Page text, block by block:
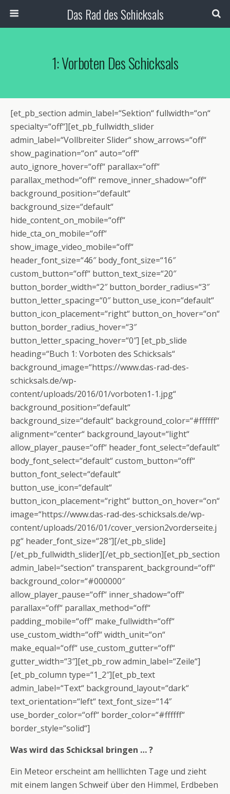
Das Rad des Schicksals
1: Vorboten Des Schicksals
[et_pb_section admin_label=“Sektion“ fullwidth=“on“
specialty=“off“][et_pb_fullwidth_slider
admin_label=“Vollbreiter Slider“ show_arrows=“off“
show_pagination=“on“ auto=“off“
auto_ignore_hover=“off“ parallax=“off“
parallax_method=“off“ remove_inner_shadow=“off“
background_position=“default“
background_size=“default“
hide_content_on_mobile=“off“
hide_cta_on_mobile=“off“
show_image_video_mobile=“off“
header_font_size=“46″ body_font_size=“16″
custom_button=“off“ button_text_size=“20″
button_border_width=“2″ button_border_radius=“3″
button_letter_spacing=“0″ button_use_icon=“default“
button_icon_placement=“right“ button_on_hover=“on“
button_border_radius_hover=“3″
button_letter_spacing_hover=“0″] [et_pb_slide
heading=“Buch 1: Vorboten des Schicksals“
background_image=“https://www.das-rad-des-
schicksals.de/wp-
content/uploads/2016/01/vorboten1-1.jpg“
background_position=“default“
background_size=“default“ background_color=“#ffffff“
alignment=“center“ background_layout=“light“
allow_player_pause=“off“ header_font_select=“default“
body_font_select=“default“ custom_button=“off“
button_font_select=“default“
button_use_icon=“default“
button_icon_placement=“right“ button_on_hover=“on“
image=“https://www.das-rad-des-schicksals.de/wp-
content/uploads/2016/01/cover_version2vorderseite.j
pg“ header_font_size=“28″][/et_pb_slide]
[/et_pb_fullwidth_slider][/et_pb_section][et_pb_section
admin_label=“section“ transparent_background=“off“
background_color=“#000000″
allow_player_pause=“off“ inner_shadow=“off“
parallax=“off“ parallax_method=“off“
padding_mobile=“off“ make_fullwidth=“off“
use_custom_width=“off“ width_unit=“on“
make_equal=“off“ use_custom_gutter=“off“
gutter_width=“3″][et_pb_row admin_label=“Zeile“]
[et_pb_column type=“1_2″][et_pb_text
admin_label=“Text“ background_layout=“dark“
text_orientation=“left“ text_font_size=“14″
use_border_color=“off“ border_color=“#ffffff“
border_style=“solid“]
Was wird das Schicksal bringen … ?
Ein Meteor erscheint am helllichten Tage und zieht
mit einem langen Schweif über den Himmel, Erdbeben